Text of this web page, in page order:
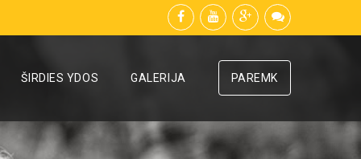
ŠIRDIES YDOS GALERIJA PAREMK